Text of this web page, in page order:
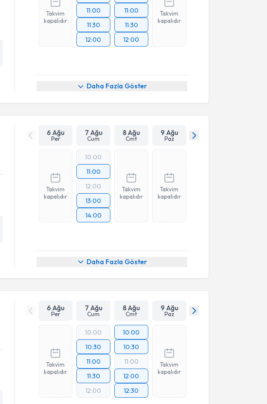
Takvim
kapalıdır
11:00
11:30
12:00
11:00
11:30
12:00
Takvim
kapalıdır
Daha Fazla Göster
6 Ağu
Per
7 Ağu
Cum
8 Ağu
Cmt
9 Ağu
Paz
Takvim
kapalıdır
10:00
11:00
12:00
13:00
14:00
Takvim
kapalıdır
Takvim
kapalıdır
Daha Fazla Göster
6 Ağu
Per
7 Ağu
Cum
8 Ağu
Cmt
9 Ağu
Paz
Takvim
kapalıdır
10:00
10:30
11:00
11:30
12:00
10:00
10:30
11:00
12:00
12:30
Takvim
kapalıdır